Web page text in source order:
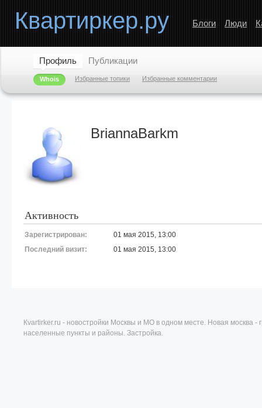
Квартиркер.ру Блоги Люди
Профиль
Whois Избранные топики Избранные комментарии
Публикации
BriannaBarkm
Активность
Зарегистрирован:
01 мая 2015, 13:00
Последний визит:
01 мая 2015, 13:00
Кvartirker.ru - новостройки Москвы и МО в одном месте. Новая москва
населенные пункты и районы. Застройка.